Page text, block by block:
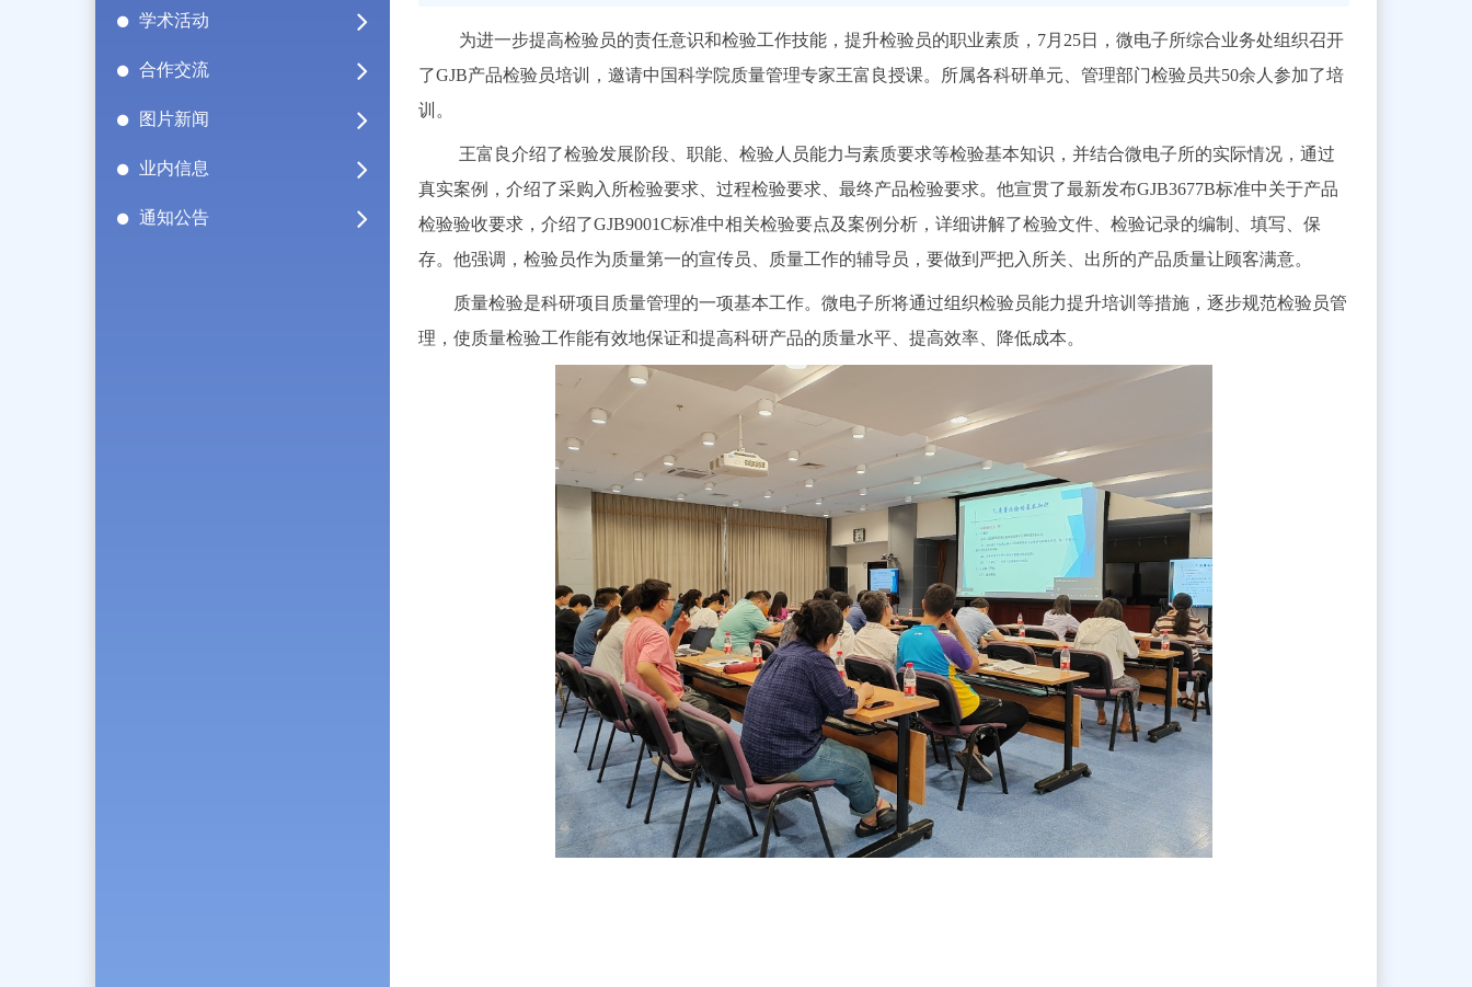
学术活动
合作交流
图片新闻
业内信息
通知公告
为进一步提高检验员的责任意识和检验工作技能，提升检验员的职业素质，7月25日，微电子所综合业务处组织召开
了GJB产品检验员培训，邀请中国科学院质量管理专家王富良授课。所属各科研单元、管理部门检验员共50余人参加了培
训。
王富良介绍了检验发展阶段、职能、检验人员能力与素质要求等检验基本知识，并结合微电子所的实际情况，通过
真实案例，介绍了采购入所检验要求、过程检验要求、最终产品检验要求。他宣贯了最新发布GJB3677B标准中关于产品
检验验收要求，介绍了GJB9001C标准中相关检验要点及案例分析，详细讲解了检验文件、检验记录的编制、填写、保
存。他强调，检验员作为质量第一的宣传员、质量工作的辅导员，要做到严把入所关、出所的产品质量让顾客满意。
质量检验是科研项目质量管理的一项基本工作。微电子所将通过组织检验员能力提升培训等措施，逐步规范检验员管
理，使质量检验工作能有效地保证和提高科研产品的质量水平、提高效率、降低成本。